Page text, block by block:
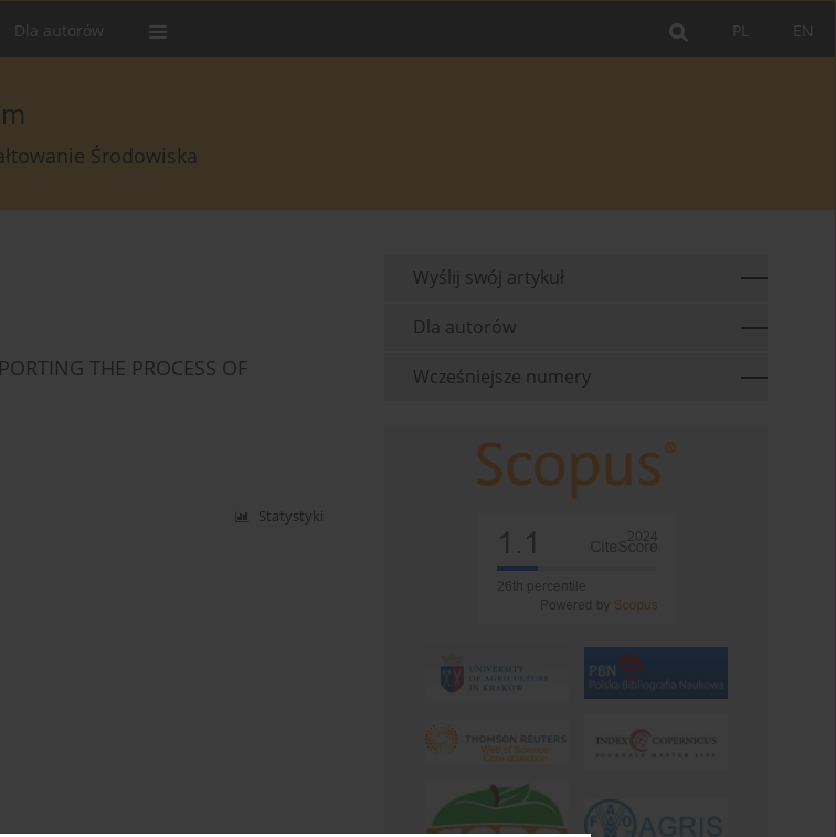
EN
PL
Dla autorów
Środowiska
THE PROCESS OF
Statystyki
Wyślij swój artykuł
Dla autorów
Wcześniejsze numery